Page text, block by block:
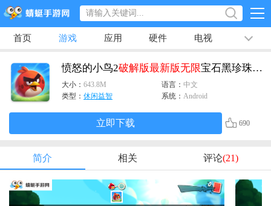
首页 游戏 应用 硬件 电视 排行榜
愤怒的小鸟2破解版最新版无限宝石黑珍珠(Angry Birds 2)
大小： 643.8M 语言： 中文
类型： 休闲益智 系统： Android
立即下载 690
简介 相关 评论(21)